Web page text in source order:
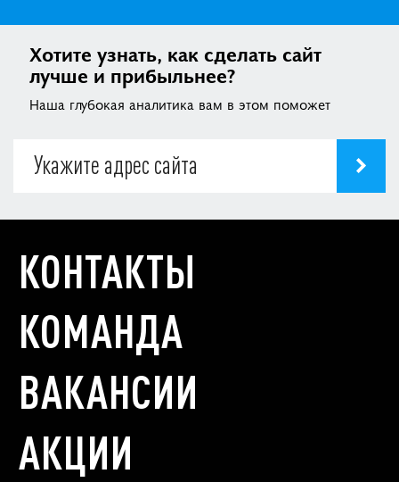
Хотите узнать, как сделать сайт
лучше и прибыльнее?
Наша глубокая аналитика вам в этом поможет
КОНТАКТЫ
КОМАНДА
ВАКАНСИИ
АКЦИИ